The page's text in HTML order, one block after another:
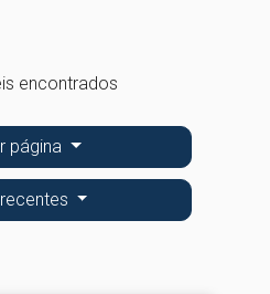
encontrados
página